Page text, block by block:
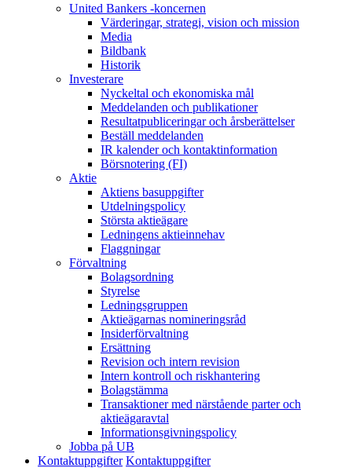
United Bankers -koncernen
Värderingar, strategi, vision och mission
Media
Bildbank
Historik
Investerare
Nyckeltal och ekonomiska mål
Meddelanden och publikationer
Resultatpubliceringar och årsberättelser
Beställ meddelanden
IR kalender och kontaktinformation
Börsnotering (FI)
Aktie
Aktiens basuppgifter
Utdelningspolicy
Största aktieägare
Ledningens aktieinnehav
Flaggningar
Förvaltning
Bolagsordning
Styrelse
Ledningsgruppen
Aktieägarnas nomineringsråd
Insiderförvaltning
Ersättning
Revision och intern revision
Intern kontroll och riskhantering
Bolagstämma
Transaktioner med närstående parter och
aktieägaravtal
Informationsgivningspolicy
Jobba på UB
Kontaktuppgifter Kontaktuppgifter